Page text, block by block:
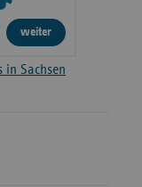
weiter
in Sachsen